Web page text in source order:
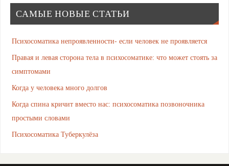
САМЫЕ НОВЫЕ СТАТЬИ
Психосоматика непроявленности- если человек не проявляется
Правая и левая сторона тела в психосоматике: что может стоять за
симптомами
Когда у человека много долгов
Когда спина кричит вместо нас: психосоматика позвоночника
простыми словами
Психосоматика Туберкулёза